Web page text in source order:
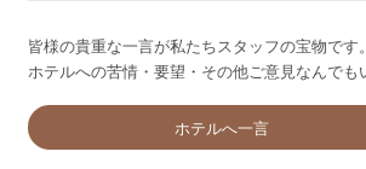
皆様の貴重な一言が私たちスタッフの宝物です。
ホテルへの苦情・要望・その他ご意見なんでも
ホテルへ一言